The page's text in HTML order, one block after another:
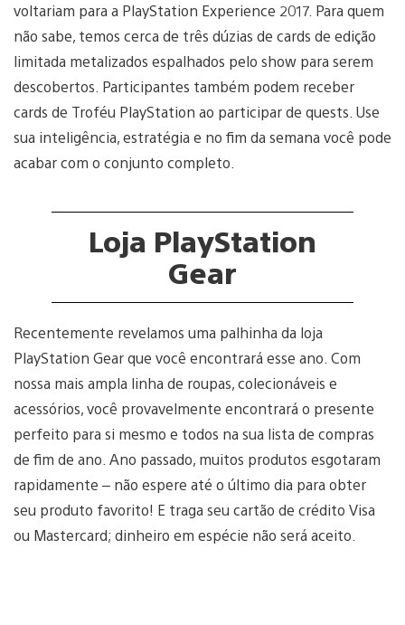
voltariam para a PlayStation Experience 2017. Para quem
não sabe, temos cerca de três dúzias de cards de edição
limitada metalizados espalhados pelo show para serem
descobertos. Participantes também podem receber
cards de Troféu PlayStation ao participar de quests. Use
sua inteligência, estratégia e no fim da semana você pode
acabar com o conjunto completo.
Loja PlayStation
Gear
Recentemente revelamos uma palhinha da loja
PlayStation Gear que você encontrará esse ano. Com
nossa mais ampla linha de roupas, colecionáveis e
acessórios, você provavelmente encontrará o presente
perfeito para si mesmo e todos na sua lista de compras
de fim de ano. Ano passado, muitos produtos esgotaram
rapidamente – não espere até o último dia para obter
seu produto favorito! E traga seu cartão de crédito Visa
ou Mastercard; dinheiro em espécie não será aceito.